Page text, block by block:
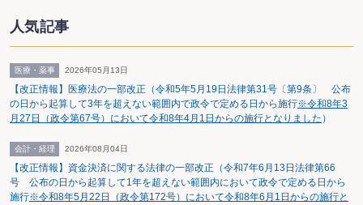
人気記事
医療・薬事 2026年05月13日
【改正情報】医療法の一部改正（令和5年5月19日法律第31号〔第9条〕 公布
の日から起算して3年を超えない範囲内で政令で定める日から施行※令和8年3
月27日（政令第67号）において令和8年4月1日からの施行となりました ）
会計・経理 2026年08月04日
【改正情報】資金決済に関する法律の一部改正（令和7年6月13日法律第66
号 公布の日から起算して1年を超えない範囲内において政令で定める日から
施行※令和8年5月22日（政令第172号）において令和8年6月1日からの施行と